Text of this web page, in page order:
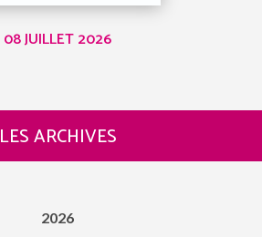
08 JUILLET 2026
LES ARCHIVES
2026